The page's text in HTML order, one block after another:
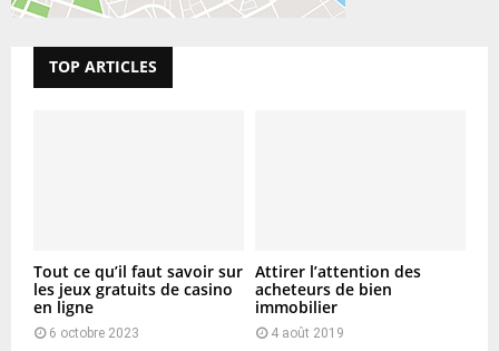
TOP ARTICLES
Tout ce qu’il faut savoir sur
les jeux gratuits de casino
en ligne
6 octobre 2023
Attirer l’attention des
acheteurs de bien
immobilier
4 août 2019